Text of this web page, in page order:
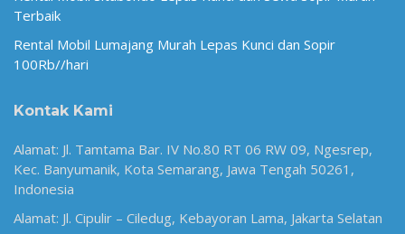
Terbaik
Rental Mobil Lumajang Murah Lepas Kunci dan Sopir
100Rb//hari
Kontak Kami
Alamat: Jl. Tamtama Bar. IV No.80 RT 06 RW 09, Ngesrep,
Kec. Banyumanik, Kota Semarang, Jawa Tengah 50261,
Indonesia
Alamat: Jl. Cipulir – Ciledug, Kebayoran Lama, Jakarta Selatan